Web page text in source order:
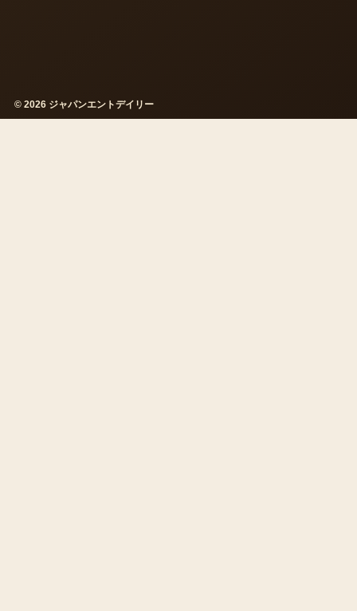
© 2026 ジャパンエントデイリー